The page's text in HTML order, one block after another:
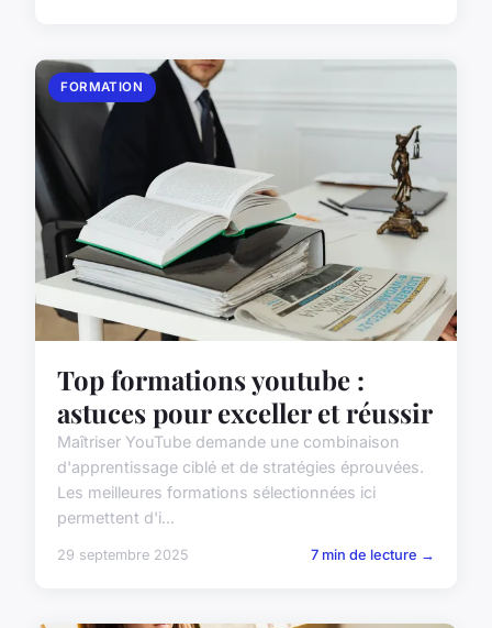
FORMATION
Top formations youtube :
astuces pour exceller et réussir
Maîtriser YouTube demande une combinaison
d'apprentissage ciblé et de stratégies éprouvées.
Les meilleures formations sélectionnées ici
permettent d'i...
29 septembre 2025 7 min de lecture →